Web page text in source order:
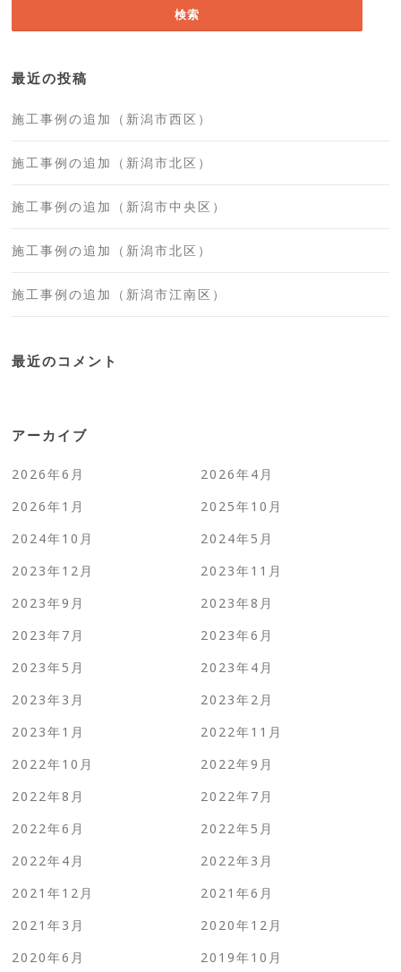
最近の投稿
施工事例の追加（新潟市西区）
施工事例の追加（新潟市北区）
施工事例の追加（新潟市中央区）
施工事例の追加（新潟市北区）
施工事例の追加（新潟市江南区）
最近のコメント
アーカイブ
2026年6月
2026年4月
2026年1月
2025年10月
2024年10月
2024年5月
2023年12月
2023年11月
2023年9月
2023年8月
2023年7月
2023年6月
2023年5月
2023年4月
2023年3月
2023年2月
2023年1月
2022年11月
2022年10月
2022年9月
2022年8月
2022年7月
2022年6月
2022年5月
2022年4月
2022年3月
2021年12月
2021年6月
2021年3月
2020年12月
2020年6月
2019年10月